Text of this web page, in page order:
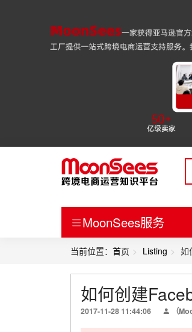
MoonSees服务
当前位置： 首页 Listing 如
如何创建
2017-11-28 11:44:06 （